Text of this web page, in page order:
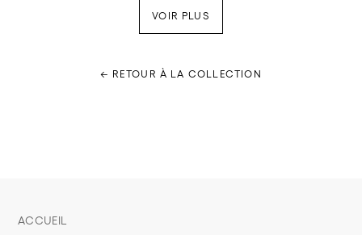
VOIR PLUS
← RETOUR À LA COLLECTION
ACCUEIL